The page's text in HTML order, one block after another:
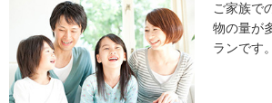
ご家族で
物の量が
ランです。